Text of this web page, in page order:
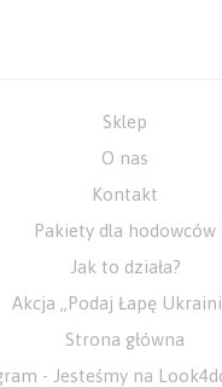
Sklep
O nas
Kontakt
Pakiety dla hodowców
Jak to działa?
Akcja „Podaj Łapę
Strona główna
- Jesteśmy na